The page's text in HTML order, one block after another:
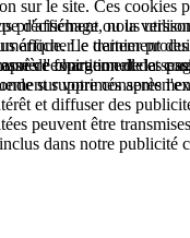
sur le site. Ces
d'affichage ou la
Le traitement
fonctionnelle et
supprimés après
nous
afficher le dernier
l'expiration de la
sur votre
de chargement des
et diffuser des
peuvent être
dans notre publicité